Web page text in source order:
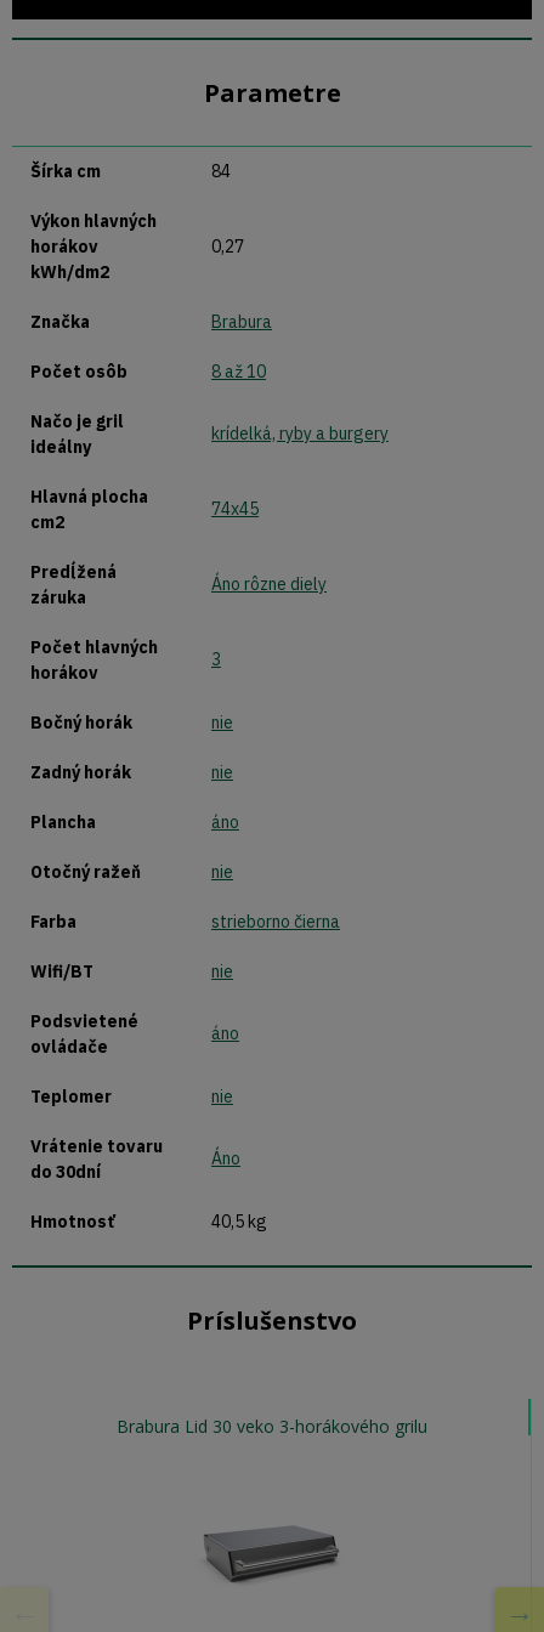
Parametre
Šírka cm 84
Výkon hlavných
horákov
kWh/dm2
0,27
Značka Brabura
Počet osôb 8 až 10
Načo je gril
ideálny
krídelká, ryby a burgery
Hlavná plocha
cm2
74x45
Predĺžená
záruka
Áno rôzne diely
Počet hlavných
horákov
3
Bočný horák nie
Zadný horák nie
Plancha áno
Otočný ražeň nie
Farba strieborno čierna
Wifi/BT nie
Podsvietené
ovládače
áno
Teplomer nie
Vrátenie tovaru
do 30dní
Áno
Hmotnosť 40,5 kg
Príslušenstvo
Brabura Lid 30 veko 3-horákového grilu